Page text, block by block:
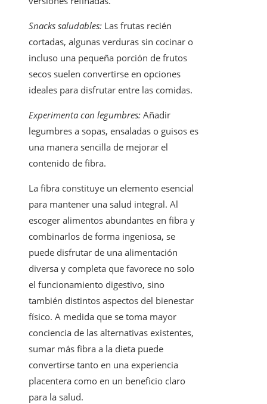
Snacks saludables: Las frutas recién
cortadas, algunas verduras sin cocinar o
incluso una pequeña porción de frutos
secos suelen convertirse en opciones
ideales para disfrutar entre las comidas.
Experimenta con legumbres: Añadir
legumbres a sopas, ensaladas o guisos es
una manera sencilla de mejorar el
contenido de fibra.
La fibra constituye un elemento esencial
para mantener una salud integral. Al
escoger alimentos abundantes en fibra y
combinarlos de forma ingeniosa, se
puede disfrutar de una alimentación
diversa y completa que favorece no solo
el funcionamiento digestivo, sino
también distintos aspectos del bienestar
físico. A medida que se toma mayor
conciencia de las alternativas existentes,
sumar más fibra a la dieta puede
convertirse tanto en una experiencia
placentera como en un beneficio claro
para la salud.